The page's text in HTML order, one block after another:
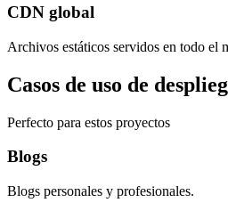
CDN global
Archivos estáticos servidos en todo el
Casos de uso de
Perfecto para estos proyectos
Blogs
Blogs personales y profesionales.